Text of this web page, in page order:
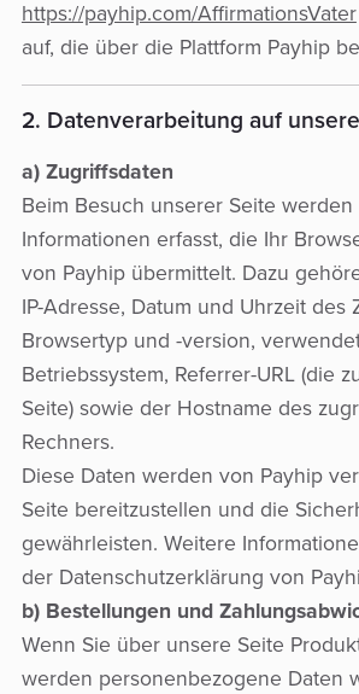
https://payhip.com/AffirmationsVater
auf, die über die Plattform Payhip
2. Datenverarbeitung auf
a) Zugriffsdaten
Beim Besuch unserer Seite werden
Informationen erfasst, die Ihr
von Payhip übermittelt. Dazu
IP-Adresse, Datum und Uhrzeit des
Browsertyp und -version,
Betriebssystem, Referrer-URL (die
Seite) sowie der Hostname des
Rechners.
Diese Daten werden von Payhip
Seite bereitzustellen und die
gewährleisten. Weitere
der Datenschutzerklärung von
b) Bestellungen und
Wenn Sie über unsere Seite
werden personenbezogene Daten